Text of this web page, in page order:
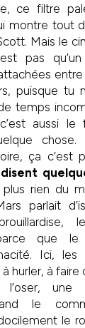
ce filtre
montre tout
Mais le
pas qu’un
puisque tu
temps
c’est aussi
chose.
ça c’est
disent
rien du
parlait
que le
Ici, les
hurler, à faire
une
le
le